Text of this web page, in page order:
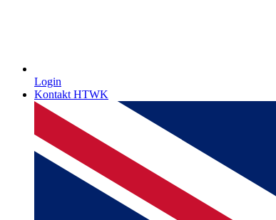
Login
Kontakt HTWK